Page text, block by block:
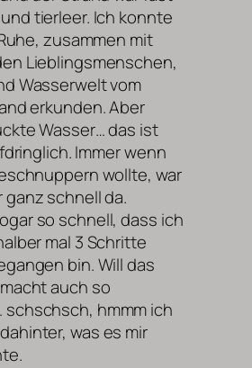
tierleer. Ich konnte
zusammen mit
Lieblingsmenschen,
Wasserwelt vom
erkunden. Aber
Wasser… das ist
Immer wenn
wollte, war
schnell da.
so schnell, dass ich
mal 3 Schritte
bin. Will das
auch so
schschsch, hmmm ich
was es mir